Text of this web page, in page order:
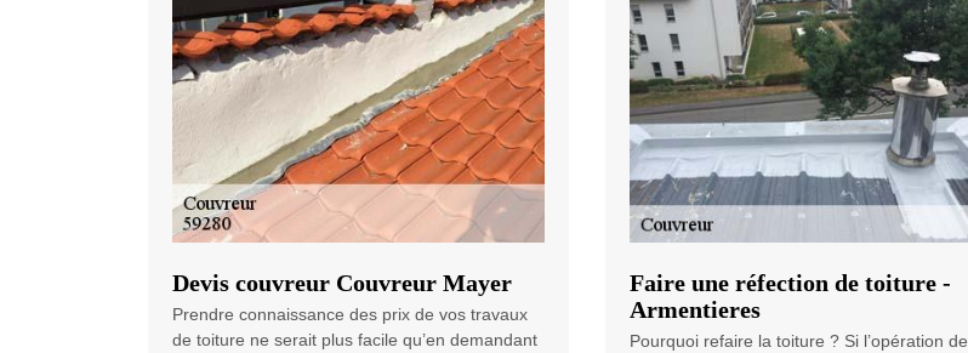
Devis couvreur Couvreur Mayer
Prendre connaissance des prix de vos travaux
de toiture ne serait plus facile qu’en demandant
Faire une réfection de toiture -
Armentieres
Pourquoi refaire la toiture ? Si l’opération de